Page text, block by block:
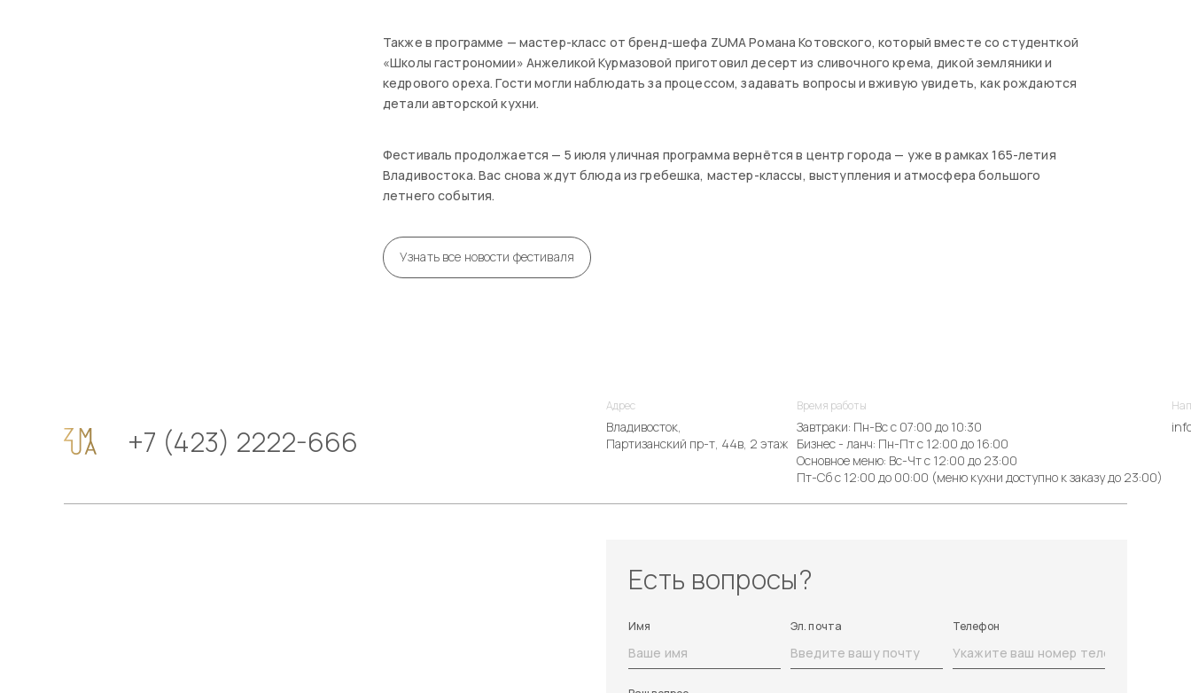
Также в программе — мастер-класс от бренд-шефа ZUMA Романа Котовского, который вместе со студенткой
«Школы гастрономии» Анжеликой Курмазовой приготовил десерт из сливочного крема, дикой земляники и
кедрового ореха. Гости могли наблюдать за процессом, задавать вопросы и вживую увидеть, как рождаются
детали авторской кухни.
Фестиваль продолжается — 5 июля уличная программа вернётся в центр города — уже в рамках 165-летия
Владивостока. Вас снова ждут блюда из гребешка, мастер-классы, выступления и атмосфера большого
летнего события.
Узнать все новости фестиваля
+7 (423) 2222-666
Адрес
Владивосток,
Партизанский пр-т, 44в, 2 этаж
Время работы
Завтраки: Пн-Вс с 07:00 до 10:30
Бизнес - ланч: Пн-Пт с 12:00 до 16:00
Основное меню: Вс-Чт с 12:00 до 23:00
Пт-Сб с 12:00 до 00:00 (меню кухни доступно к заказу до 23:00)
Есть вопросы?
Имя Эл. почта Телефон